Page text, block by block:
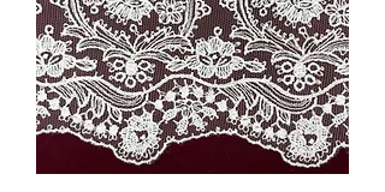
М
е
т
р
и